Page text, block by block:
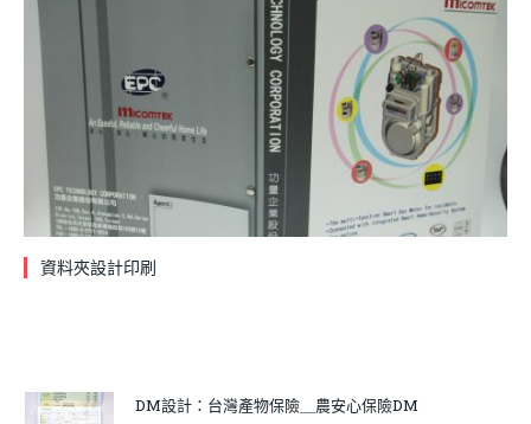
資料夾設計印刷
DM設計：台灣產物保險＿農安心保險DM